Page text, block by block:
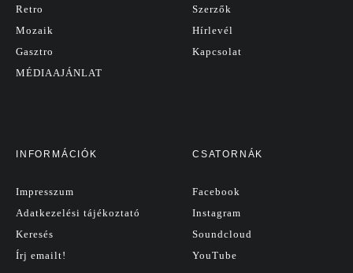
Retro
Mozaik
Gasztro
MÉDIAAJÁNLAT
Szerzők
Hírlevél
Kapcsolat
INFORMÁCIÓK
Impresszum
Adatkezelési tájékoztató
Keresés
Írj emailt!
CSATORNÁK
Facebook
Instagram
Soundcloud
YouTube